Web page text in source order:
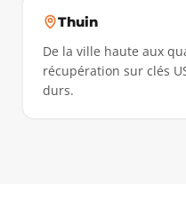
Thuin
De la ville haute aux
récupération sur clés
durs.